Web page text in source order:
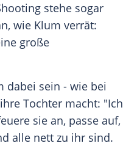
stehe sogar
wie Klum verrät:
große
dabei sein - wie bei
Tochter macht: "Ich
sie an, passe auf,
alle nett zu ihr sind.